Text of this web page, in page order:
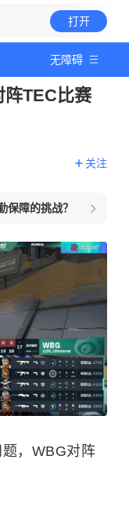
打开
无障碍
阵TEC比赛
关注
保障的挑战？
，WBG对阵